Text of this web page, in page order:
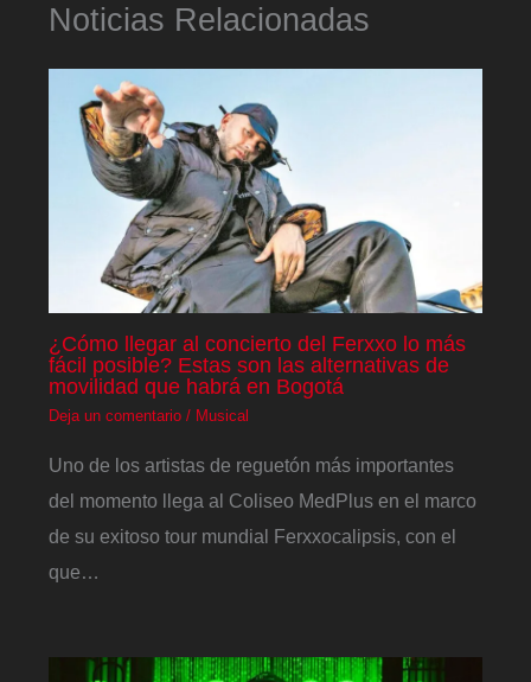
Noticias Relacionadas
¿Cómo llegar al concierto del Ferxxo lo más
fácil posible? Estas son las alternativas de
movilidad que habrá en Bogotá
Deja un comentario / Musical
Uno de los artistas de reguetón más importantes
del momento llega al Coliseo MedPlus en el marco
de su exitoso tour mundial Ferxxocalipsis, con el
que…